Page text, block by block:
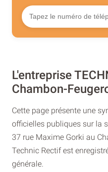
L'entreprise
Chambon-
Cette page présente une
officielles publiques sur la
37 rue Maxime Gorki au
Technic Rectif est
générale.